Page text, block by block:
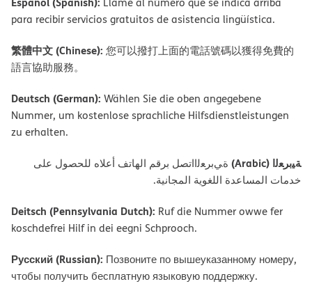
para recibir servicios gratuitos de asistencia lingüística.
繁體中文 (Chinese): 您可以撥打上面的電話號碼以獲得免費的
語言協助服務。
Deutsch (German): Wählen Sie die oben angegebene
Nummer, um kostenlose sprachliche Hilfsdienstleistungen
zu erhalten.
ﺔﯿﺑﺮﻌﻟا (Arabic)
ةﻲﺑﺮﻌﻟااﺗﺼﻞ ﺑﺮﻗﻢ اﻟﮭﺎﺗﻒ أﻋﻼه ﻟﻠﺤﺼﻮل ﻋﻠﻰ
ﺧﺪﻣﺎت اﻟﻤﺴﺎﻋﺪة اﻟﻠﻐﻮﯾﺔ اﻟﻤﺠﺎﻧﯿﺔ.
Deitsch (Pennsylvania Dutch): Ruf die Nummer owwe fer
koschdefrei Hilf in dei eegni Schprooch.
Русский (Russian): Позвоните по вышеуказанному номеру,
чтобы получить бесплатную языковую поддержку.